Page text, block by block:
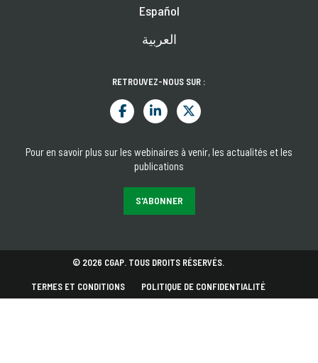
Español
العربية
RETROUVEZ-NOUS SUR :
Pour en savoir plus sur les webinaires à venir, les actualités et les
publications
S'ABONNER
© 2026 CGAP. TOUS DROITS RÉSERVÉS.
TERMES ET CONDITIONS POLITIQUE DE CONFIDENTIALITÉ